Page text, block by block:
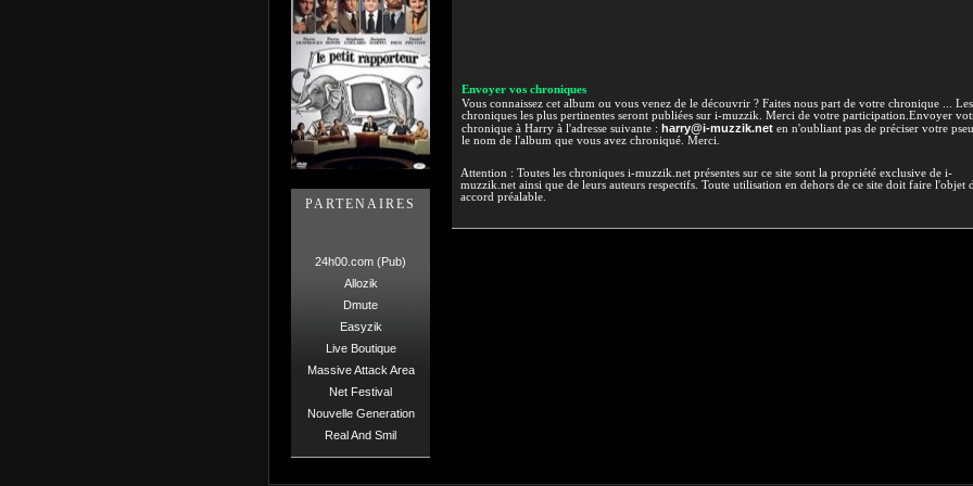
PARTENAIRES
24h00.com (Pub)
Allozik
Dmute
Easyzik
Live Boutique
Massive Attack Area
Net Festival
Nouvelle Generation
Real And Smil
Envoyer vos chroniques
Vous connaissez cet album ou vous venez de le découvrir ? Faites nous part de votre chronique ... Les
chroniques les plus pertinentes seront publiées sur i-muzzik. Merci de votre participation.Envoyer
chronique à Harry à l'adresse suivante : harry@i-muzzik.neten n'oubliant pas de préciser votre
le nom de l'album que vous avez chroniqué. Merci.
Attention : Toutes les chroniques i-muzzik.net présentes sur ce site sont la propriété exclusive de i-
muzzik.net ainsi que de leurs auteurs respectifs. Toute utilisation en dehors de ce site doit faire l'objet
accord préalable.